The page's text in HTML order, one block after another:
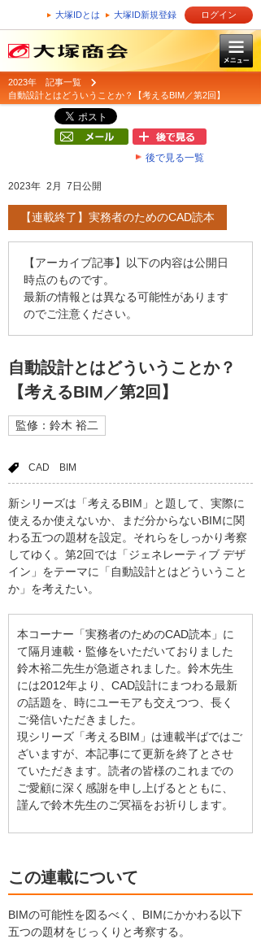
大塚IDとは 大塚ID新規登録 ログイン
2023年 記事一覧
自動設計とはどういうことか？【考えるBIM／第2回】
後で見る一覧
2023年 2月 7日公開
【連載終了】実務者のためのCAD読本
【アーカイブ記事】以下の内容は公開日
時点のものです。
最新の情報とは異なる可能性があります
のでご注意ください。
自動設計とはどういうことか？
【考えるBIM／第2回】
監修：鈴木 裕二
CAD BIM
新シリーズは「考えるBIM」と題して、実際に
使えるか使えないか、まだ分からないBIMに関
わる五つの題材を設定。それらをしっかり考察
してゆく。第2回では「ジェネレーティブ デザ
イン」をテーマに「自動設計とはどういうこと
か」を考えたい。
本コーナー「実務者のためのCAD読本」に
て隔月連載・監修をいただいておりました
鈴木裕二先生が急逝されました。鈴木先生
には2012年より、CAD設計にまつわる最新
の話題を、時にユーモアも交えつつ、長く
ご発信いただきました。
現シリーズ「考えるBIM」は連載半ばではご
ざいますが、本記事にて更新を終了とさせ
ていただきます。読者の皆様のこれまでの
ご愛顧に深く感謝を申し上げるとともに、
謹んで鈴木先生のご冥福をお祈りします。
この連載について
BIMの可能性を図るべく、BIMにかかわる以下
五つの題材をじっくりと考察する。